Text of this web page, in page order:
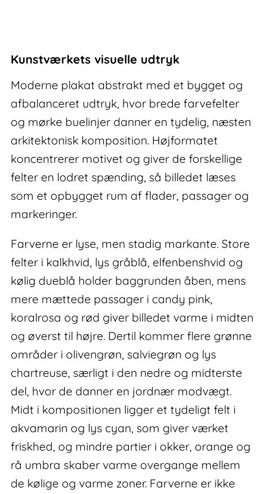
antal
Kunstværkets visuelle udtryk
Moderne plakat abstrakt med et bygget og
afbalanceret udtryk, hvor brede farvefelter
og mørke buelinjer danner en tydelig, næsten
arkitektonisk komposition. Højformatet
koncentrerer motivet og giver de forskellige
felter en lodret spænding, så billedet læses
som et opbygget rum af flader, passager og
markeringer.
Farverne er lyse, men stadig markante. Store
felter i kalkhvid, lys gråblå, elfenbenshvid og
kølig dueblå holder baggrunden åben, mens
mere mættede passager i candy pink,
koralrosa og rød giver billedet varme i midten
og øverst til højre. Dertil kommer flere grønne
områder i olivengrøn, salviegrøn og lys
chartreuse, særligt i den nedre og midterste
del, hvor de danner en jordnær modvægt.
Midt i kompositionen ligger et tydeligt felt i
akvamarin og lys cyan, som giver værket
friskhed, og mindre partier i okker, orange og
rå umbra skaber varme overgange mellem
de kølige og varme zoner. Farverne er ikke